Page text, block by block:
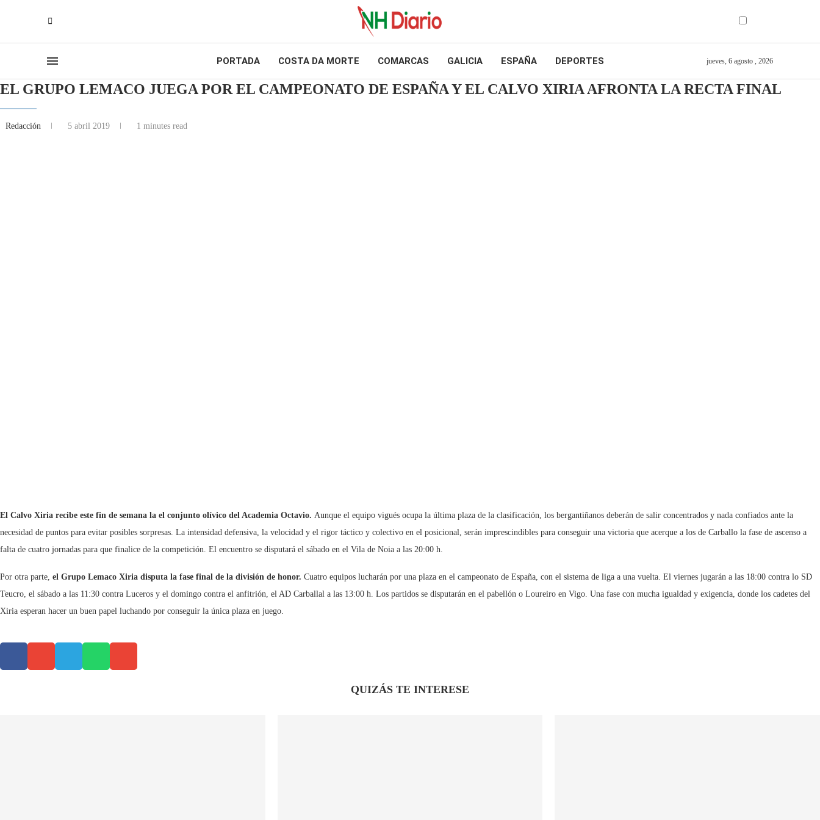
PORTADA COSTA DA MORTE COMARCAS GALICIA ESPAÑA DEPORTES jueves, 6 agosto , 2026
EL GRUPO LEMACO JUEGA POR EL CAMPEONATO DE ESPAÑA Y EL CALVO XIRIA AFRONTA LA RECTA FINAL
Redacción 5 abril 2019 1 minutes read
El Calvo Xiria recibe este fin de semana la el conjunto olívico del Academia Octavio. Aunque el equipo vigués ocupa la última plaza de la clasificación, los bergantiñanos deberán de salir concentrados y nada confiados ante la
necesidad de puntos para evitar posibles sorpresas. La intensidad defensiva, la velocidad y el rigor táctico y colectivo en el posicional, serán imprescindibles para conseguir una victoria que acerque a los de Carballo la fase de ascenso a
falta de cuatro jornadas para que finalice de la competición. El encuentro se disputará el sábado en el Vila de Noia a las 20:00 h.
Por otra parte, el Grupo Lemaco Xiria disputa la fase final de la división de honor. Cuatro equipos lucharán por una plaza en el campeonato de España, con el sistema de liga a una vuelta. El viernes jugarán a las 18:00 contra lo SD
Teucro, el sábado a las 11:30 contra Luceros y el domingo contra el anfitrión, el AD Carballal a las 13:00 h. Los partidos se disputarán en el pabellón o Loureiro en Vigo. Una fase con mucha igualdad y exigencia, donde los cadetes del
Xiria esperan hacer un buen papel luchando por conseguir la única plaza en juego.
QUIZÁS TE INTERESE